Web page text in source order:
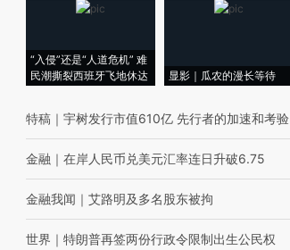
“入侵”还是“人道危机” 难
民潮撕裂西班牙飞地休达
显影｜瓜农的漫长等待
特稿 ｜ 宇树发行市值610亿 先行者的加速和考验
金融 ｜ 在岸人民币兑美元汇率连日升破6.75
金融我闻 ｜ 艾路明及多名股东被拘
世界 ｜ 特朗普再签两份行政令限制出生公民权